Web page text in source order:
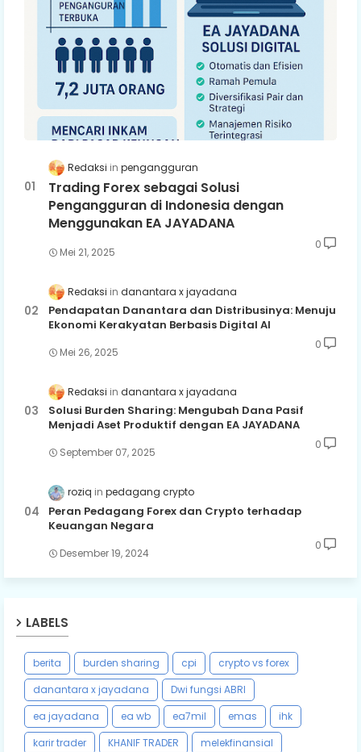
Redaksi pengangguran
Trading Forex sebagai Solusi
Pengangguran di Indonesia dengan
Menggunakan EA JAYADANA
Mei 21, 2025
0
Redaksi danantara x jayadana
Pendapatan Danantara dan Distribusinya: Menuju
Ekonomi Kerakyatan Berbasis Digital AI
Mei 26, 2025
0
Redaksi danantara x jayadana
Solusi Burden Sharing: Mengubah Dana Pasif
Menjadi Aset Produktif dengan EA JAYADANA
September 07, 2025
0
roziq pedagang crypto
Peran Pedagang Forex dan Crypto terhadap
Keuangan Negara
Desember 19, 2024
0
LABELS
berita burden sharing cpi
crypto vs forex
danantara x jayadana
Dwi fungsi ABRI
ea jayadana
ea wb ea7mil emas
ihk
karir trader
KHANIF TRADER
melekfinansial